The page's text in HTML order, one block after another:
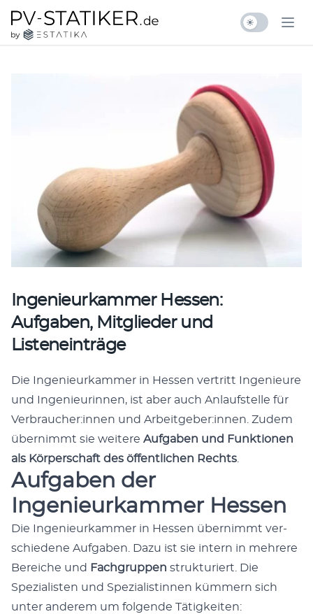
pv-statiker.de by ESTATIKA
Ingenieurkammer Hessen:
Aufgaben, Mitglieder und
Listeneinträge
Die Inge­nieurkam­mer in Hes­sen ver­tritt Inge­nieure
und Inge­nieurin­nen, ist aber auch Anlauf­stelle für
Verbraucher:innen und Arbeitgeber:innen. Zudem
übern­immt sie weit­ere Auf­gaben und Funk­tio­nen
als Kör­per­schaft des öffentlichen Rechts
Aufgaben der
Ingenieurkammer Hessen
Die Inge­nieurkam­mer in Hes­sen übern­immt ver­
schiedene Auf­gaben. Dazu ist sie intern in mehrere
Bere­iche und Fach­grup­pen struk­turi­ert. Die
Spezial­is­ten und Spezial­istin­nen küm­mern sich
unter anderem um fol­gende Tätigkeit­en: